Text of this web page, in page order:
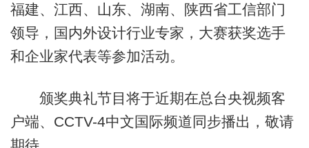
福建、江西、山东、湖南、陕西省工信部门
领导，国内外设计行业专家，大赛获奖选手
和企业家代表等参加活动。
颁奖典礼节目将于近期在总台央视频客
户端、CCTV-4中文国际频道同步播出，敬请